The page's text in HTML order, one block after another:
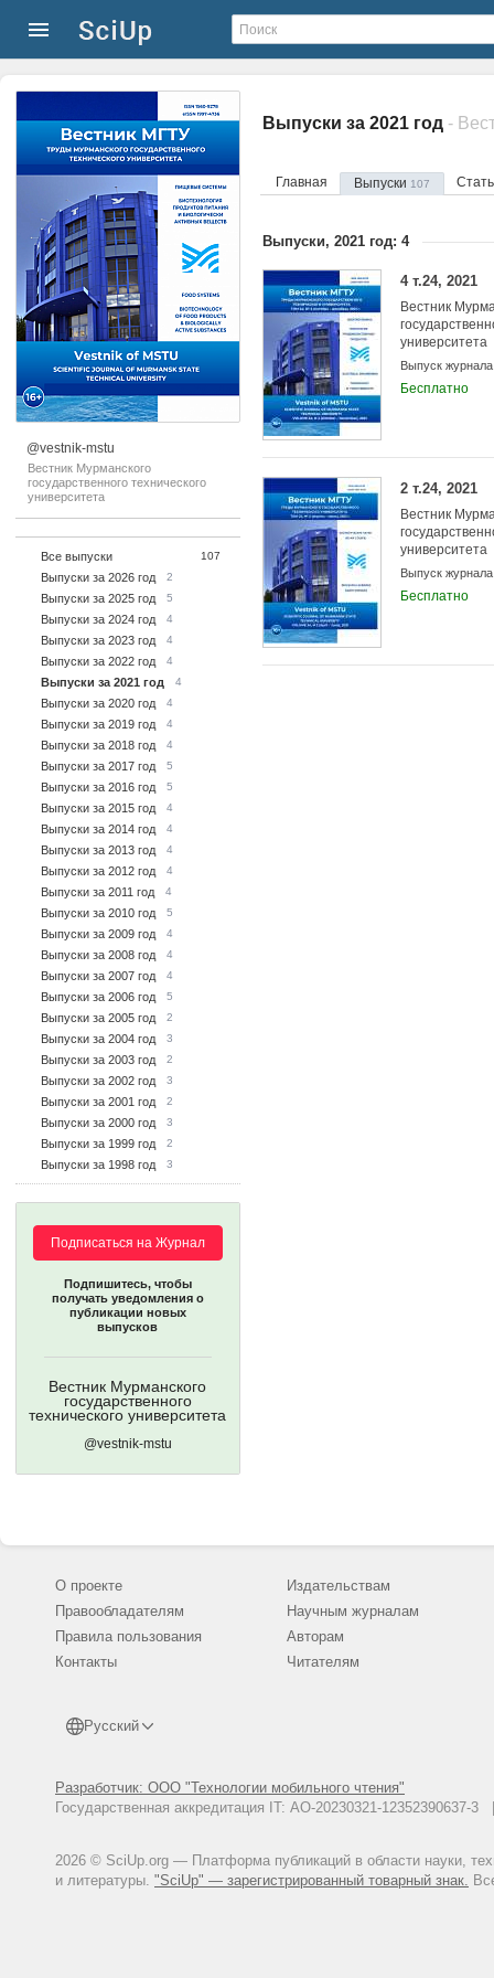
@vestnik-mstu
Вестник Мурманского
государственного технического
университета
Все выпуски 107
Выпуски за 2026 год 2
Выпуски за 2025 год 5
Выпуски за 2024 год 4
Выпуски за 2023 год 4
Выпуски за 2022 год 4
Выпуски за 2021 год 4
Выпуски за 2020 год 4
Выпуски за 2019 год 4
Выпуски за 2018 год 4
Выпуски за 2017 год 5
Выпуски за 2016 год 5
Выпуски за 2015 год 4
Выпуски за 2014 год 4
Выпуски за 2013 год 4
Выпуски за 2012 год 4
Выпуски за 2011 год 4
Выпуски за 2010 год 5
Выпуски за 2009 год 4
Выпуски за 2008 год 4
Выпуски за 2007 год 4
Выпуски за 2006 год 5
Выпуски за 2005 год 2
Выпуски за 2004 год 3
Выпуски за 2003 год 2
Выпуски за 2002 год 3
Выпуски за 2001 год 2
Выпуски за 2000 год 3
Выпуски за 1999 год 2
Выпуски за 1998 год 3
Подписаться на Журнал
Подпишитесь, чтобы
получать уведомления о
публикации новых
выпусков
Вестник Мурманского
государственного
технического университета
@vestnik-mstu
Выпуски за 2021 год
Главная Выпуски 107
Выпуски, 2021 год: 4
4 т.24, 2021
Вестник
университета
Выпуск журнала
Бесплатно
2 т.24, 2021
Вестник
университета
Выпуск журнала
Бесплатно
О проекте
Правообладателям
Правила пользования
Контакты
Русский
Разработчик: ООО "Технологии мобильного чтения"
Государственная аккредитация IT: АО-20230321-
2026 © SciUp.org — Платформа публикаций в области науки,
и литературы. "SciUp" — зарегистрированный товарный знак.
Издательствам
Научным журналам
Авторам
Читателям